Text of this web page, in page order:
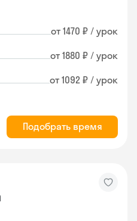
от 1470 ₽ / урок
от 1880 ₽ / урок
от 1092 ₽ / урок
Подобрать время